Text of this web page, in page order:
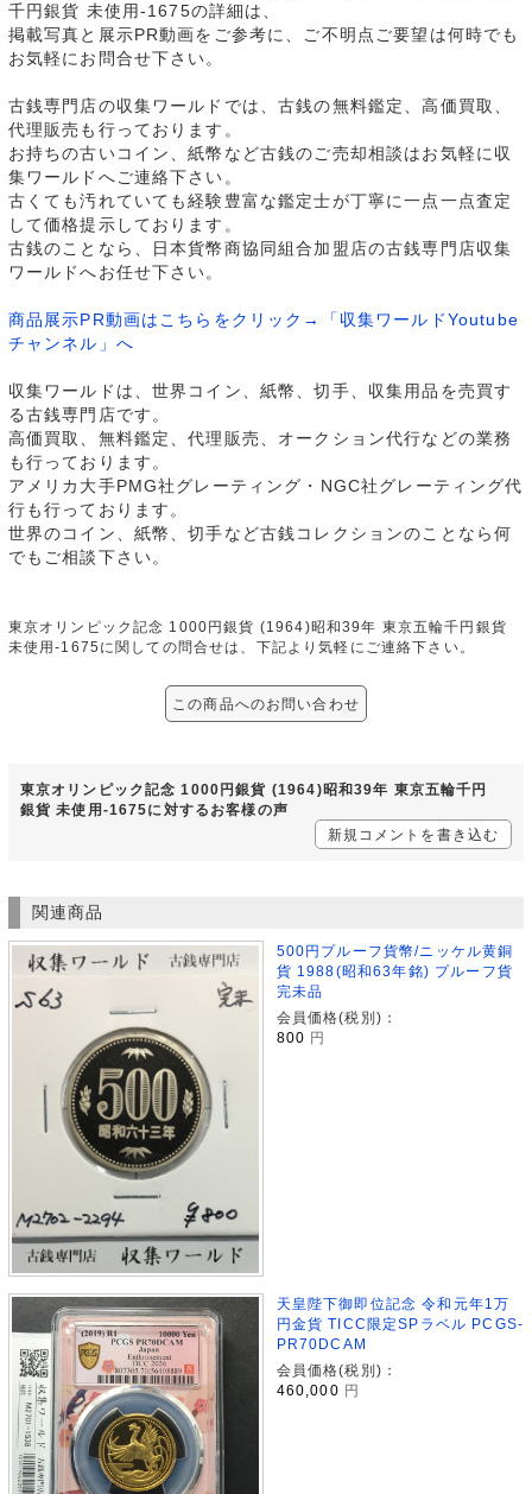
千円銀貨 未使用-1675の詳細は、
掲載写真と展示PR動画をご参考に、ご不明点ご要望は何時でも
お気軽にお問合せ下さい。
古銭専門店の収集ワールドでは、古銭の無料鑑定、高価買取、
代理販売も行っております。
お持ちの古いコイン、紙幣など古銭のご売却相談はお気軽に収
集ワールドへご連絡下さい。
古くても汚れていても経験豊富な鑑定士が丁寧に一点一点査定
して価格提示しております。
古銭のことなら、日本貨幣商協同組合加盟店の古銭専門店収集
ワールドへお任せ下さい。
商品展示PR動画はこちらをクリック→「収集ワールドYoutube
チャンネル」へ
収集ワールドは、世界コイン、紙幣、切手、収集用品を売買す
る古銭専門店です。
高価買取、無料鑑定、代理販売、オークション代行などの業務
も行っております。
アメリカ大手PMG社グレーティング・NGC社グレーティング代
行も行っております。
世界のコイン、紙幣、切手など古銭コレクションのことなら何
でもご相談下さい。
東京オリンピック記念 1000円銀貨 (1964)昭和39年 東京五輪千円銀貨
未使用-1675に関しての問合せは、下記より気軽にご連絡下さい。
この商品へのお問い合わせ
東京オリンピック記念 1000円銀貨 (1964)昭和39年 東京五輪千円
銀貨 未使用-1675に対するお客様の声
新規コメントを書き込む
関連商品
500円プルーフ貨幣/ニッケル黄銅
貨 1988(昭和63年銘) プルーフ貨
完未品
会員価格(税別)：
800 円
天皇陛下御即位記念 令和元年1万
円金貨 TICC限定SPラベル PCGS-
PR70DCAM
会員価格(税別)：
460,000 円